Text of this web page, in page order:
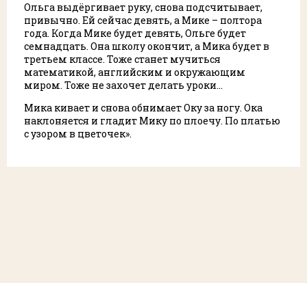
Ольга выдёргивает руку, снова подсчитывает,
привычно. Ей сейчас девять, а Мике – полтора
года. Когда Мике будет девять, Ольге будет
семнадцать. Она школу окончит, а Мика будет в
третьем классе. Тоже станет мучиться
математикой, английским и окружающим
миром. Тоже не захочет делать уроки…
Мика кивает и снова обнимает Оку за ногу. Ока
наклоняется и гладит Мику по плоечу. По платью
с узором в цветочек».